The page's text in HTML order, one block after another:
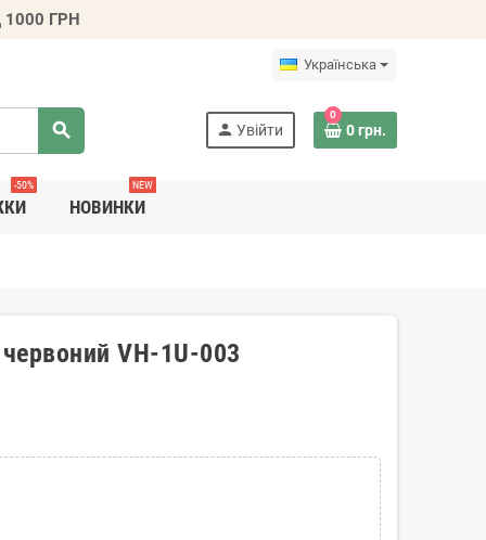
ГРН
Українська
search person Увійти
0
0 грн.
-50%
НОВИНКИ
NEW
VH-1U-003